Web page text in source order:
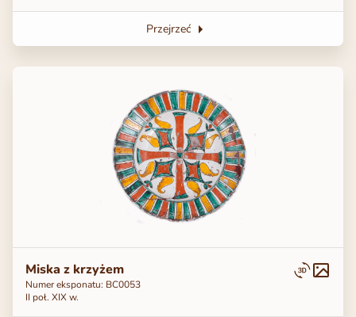
Przejrzeć
Miska z krzyżem
Numer eksponatu: BC0053
ІІ poł. ХІХ w.